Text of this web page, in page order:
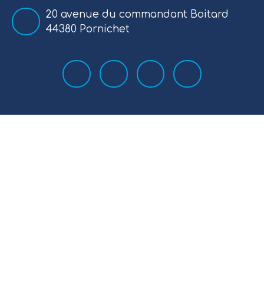
20 avenue du commandant Boitard
44380 Pornichet